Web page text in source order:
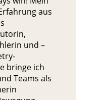
aus
und –
bringe ich
Teams als